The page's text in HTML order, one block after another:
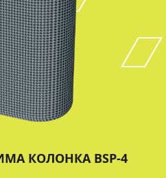
КОЛОНКА BSP-4